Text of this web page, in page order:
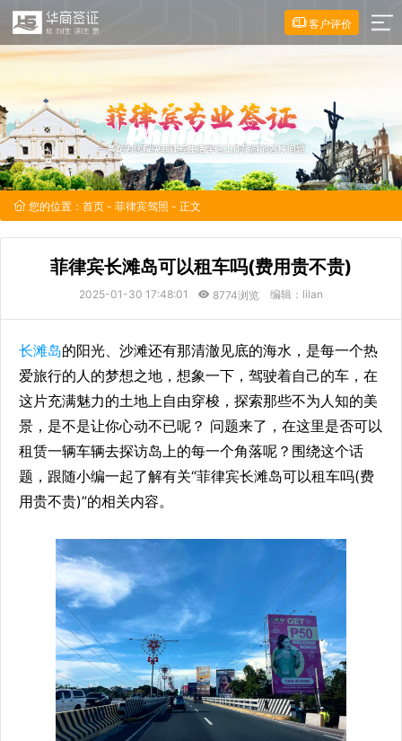
客户评价
您的位置： 首页 - 菲律宾驾照 - 正文
菲律宾长滩岛可以租车吗(费用贵不贵)
2025-01-30 17:48:01 8774浏览 编辑：lilan
长滩岛的阳光、沙滩还有那清澈见底的海水，是每一个热
爱旅行的人的梦想之地，想象一下，驾驶着自己的车，在
这片充满魅力的土地上自由穿梭，探索那些不为人知的美
景，是不是让你心动不已呢？ 问题来了，在这里是否可以
租赁一辆车辆去探访岛上的每一个角落呢？围绕这个话
题，跟随小编一起了解有关“菲律宾长滩岛可以租车吗(费
用贵不贵)”的相关内容。